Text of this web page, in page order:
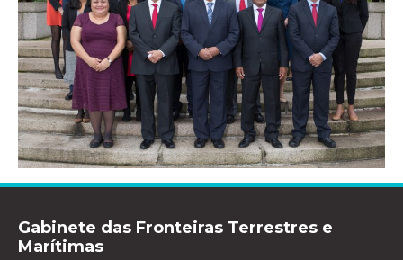
Gabinete das Fronteiras Terrestres e
Marítimas